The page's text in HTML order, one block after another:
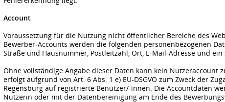
Account
Voraussetzung für die Nutzung nicht öffentlicher Bereiche des
Bewerber-Accounts werden die folgenden personenbezogenen
Straße und Hausnummer, Postleitzahl, Ort, E-Mail-Adresse und
Ohne vollständige Angabe dieser Daten kann kein
erfolgt aufgrund von Art. 6 Abs. 1 e) EU-DSGVO zum Zweck der
Regensburg auf registrierte Benutzer/-innen. Die Accountdaten
Nutzerin oder mit der Datenbereinigung am Ende des